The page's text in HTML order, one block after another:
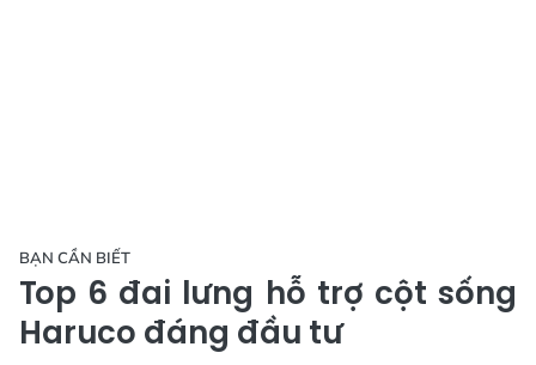
BẠN CẦN BIẾT
Top 6 đai lưng hỗ trợ cột sống
Haruco đáng đầu tư